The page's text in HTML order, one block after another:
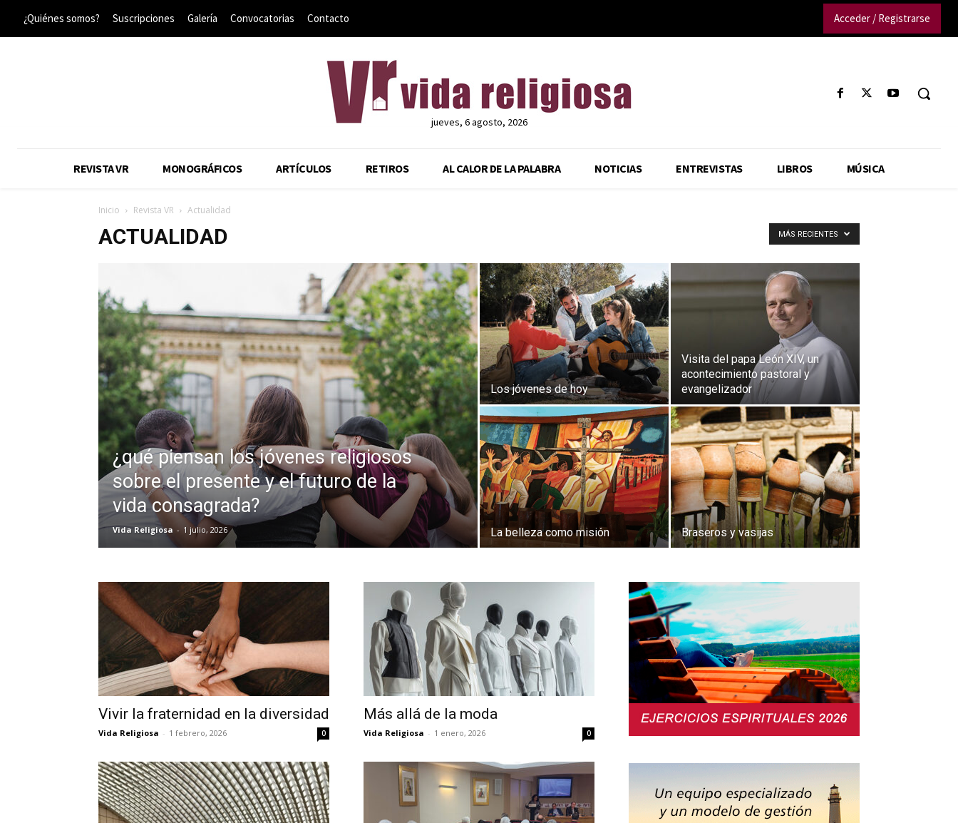
¿Quiénes somos? Suscripciones Galería Convocatorias Contacto Acceder / Registrarse
jueves, 6 agosto, 2026
REVISTA VR MONOGRÁFICOS ARTÍCULOS RETIROS AL CALOR DE LA PALABRA NOTICIAS ENTREVISTAS LIBROS MÚSICA
Inicio Revista VR Actualidad
ACTUALIDAD MÁS RECIENTES
¿qué piensan los jóvenes religiosos
sobre el presente y el futuro de la
vida consagrada?
Vida Religiosa - 1 julio, 2026
Los jóvenes de hoy
Visita del papa León XIV, un
acontecimiento pastoral y
evangelizador
La belleza como misión Braseros y vasijas
Vivir la fraternidad en la diversidad
Vida Religiosa - 1 febrero, 2026 0
Más allá de la moda
Vida Religiosa - 1 enero, 2026 0